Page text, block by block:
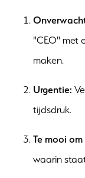
"CEO" met
maken.
Urgentie:
tijdsdruk.
Te mooi
waarin